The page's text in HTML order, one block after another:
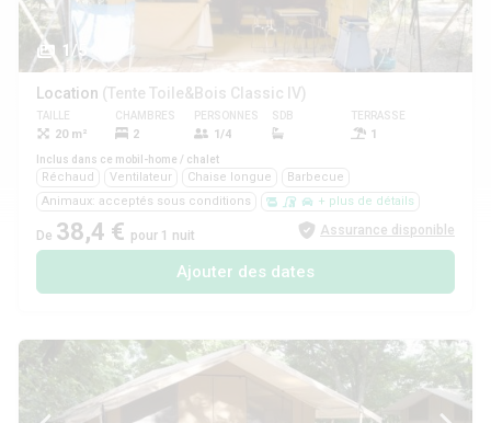
1/5
Location (Tente Toile&Bois Classic IV)
TAILLE
20 m²
CHAMBRES
2
PERSONNES
1/4
SDB TERRASSE
1
Inclus dans ce mobil-home / chalet
Réchaud Ventilateur Chaise longue
Barbecue
Animaux: acceptés sous conditions
+ plus de détails
De 38,4 € pour 1 nuit Assurance disponible
Ajouter des dates